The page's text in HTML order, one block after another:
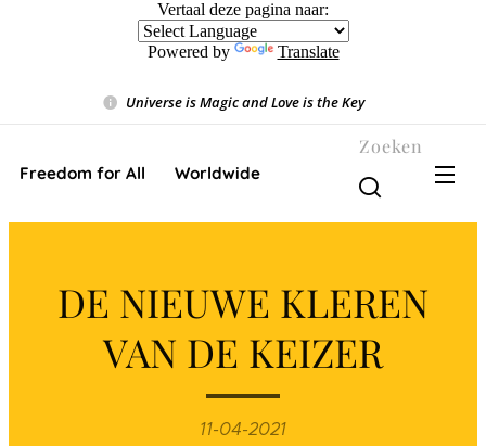
Vertaal deze pagina naar:
Powered by Translate
Universe is Magic and Love is the Key❤️
Freedom for All ❤️ Worldwide
Zoeken
DE NIEUWE KLEREN
VAN DE KEIZER
11-04-2021